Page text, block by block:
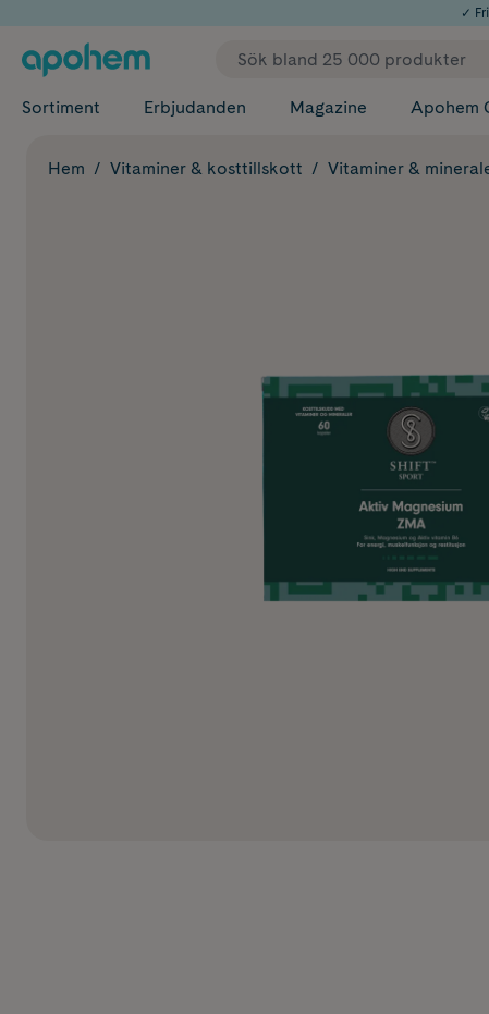
✓
Sortiment Erbjudanden Magazine Apohem
Hem Vitaminer & kosttillskott Vitaminer &